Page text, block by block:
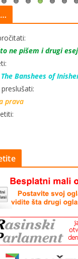
ne pišem i drugi
The Banshees of
prava